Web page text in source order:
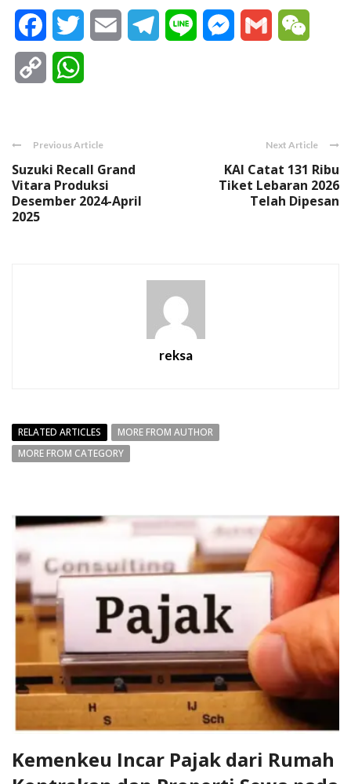
FacebookTwitter Email Telegram
Line Messenger
Gmail
Copy
Previous Article
Suzuki Recall Grand
Vitara Produksi
Desember 2024-April
2025
Next Article
KAI Catat 131 Ribu
Tiket Lebaran 2026
Telah Dipesan
reksa
RELATED ARTICLES
MORE FROM AUTHOR
MORE FROM CATEGORY
Kemenkeu Incar Pajak dari Rumah